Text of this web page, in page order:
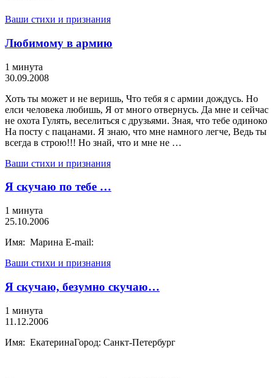
Ваши стихи и признания
Любимому в армию
1 минута
30.09.2008
Хоть ты может и не веришь, Что тебя я с армии дождусь. Но
елси человека любишь, Я от много отвернусь. Да мне и сейчас
не охота Гулять, веселиться с друзьями. Зная, что тебе одиноко
На посту с пацанами. Я знаю, что мне намного легче, Ведь ты
всегда в строю!!! Но знай, что и мне не …
Ваши стихи и признания
Я скучаю по тебе …
1 минута
25.10.2006
Имя: Марина E-mail:
Ваши стихи и признания
Я скучаю, безумно скучаю…
1 минута
11.12.2006
Имя: ЕкатеринаГород: Санкт-Петербург